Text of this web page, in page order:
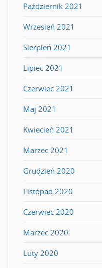
Październik 2021
Wrzesień 2021
Sierpień 2021
Lipiec 2021
Czerwiec 2021
Maj 2021
Kwiecień 2021
Marzec 2021
Grudzień 2020
Listopad 2020
Czerwiec 2020
Marzec 2020
Luty 2020